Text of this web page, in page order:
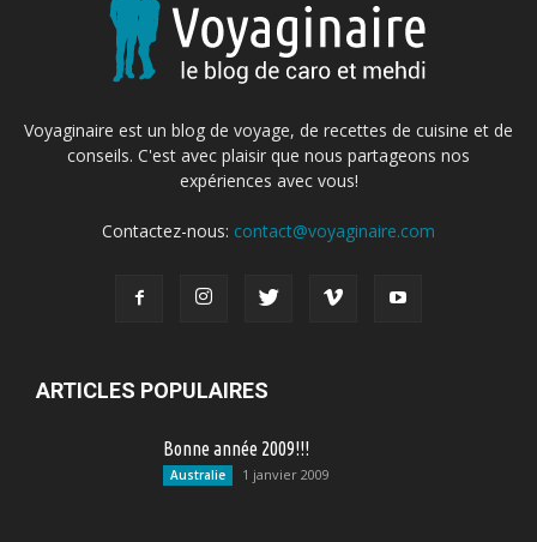
Voyaginaire est un blog de voyage, de recettes de cuisine et de
conseils. C'est avec plaisir que nous partageons nos
expériences avec vous!
Contactez-nous: contact@voyaginaire.com
ARTICLES POPULAIRES
Bonne année 2009!!!
Australie 1 janvier 2009